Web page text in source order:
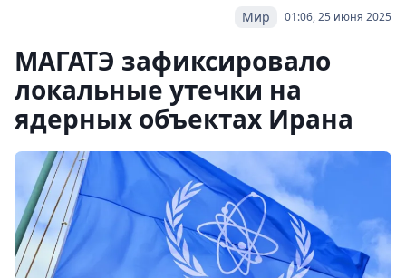
01:06, 25 июня 2025
Мир
МАГАТЭ зафиксировало
локальные утечки на
ядерных объектах Ирана